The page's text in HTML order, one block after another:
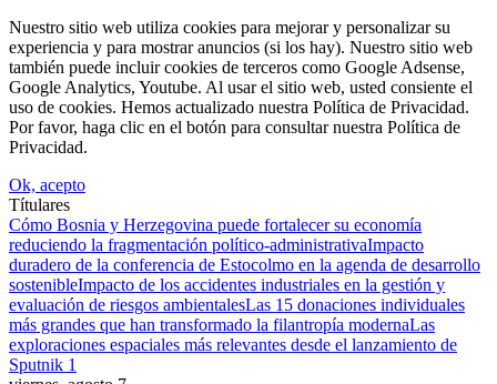
Nuestro sitio web utiliza cookies para mejorar y personalizar su
experiencia y para mostrar anuncios (si los hay). Nuestro sitio web
también puede incluir cookies de terceros como Google Adsense,
Google Analytics, Youtube. Al usar el sitio web, usted consiente el
uso de cookies. Hemos actualizado nuestra Política de Privacidad.
Por favor, haga clic en el botón para consultar nuestra Política de
Privacidad.
Ok, acepto
Títulares
Cómo Bosnia y Herzegovina puede fortalecer su economía
reduciendo la fragmentación político-administrativaImpacto
duradero de la conferencia de Estocolmo en la agenda de desarrollo
sostenibleImpacto de los accidentes industriales en la gestión y
evaluación de riesgos ambientalesLas 15 donaciones individuales
más grandes que han transformado la filantropía modernaLas
exploraciones espaciales más relevantes desde el lanzamiento de
Sputnik 1